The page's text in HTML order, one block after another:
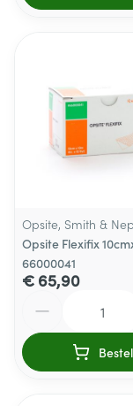
Opsite, Smith &
Opsite Flexifix
66000041
€ 65,90
Bestel